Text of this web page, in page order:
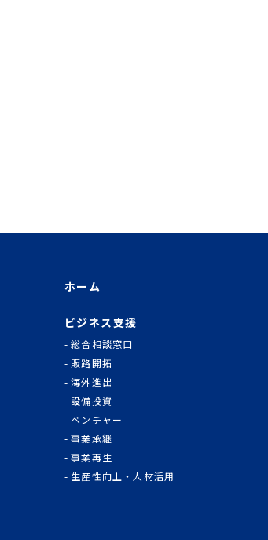
ホーム
ビジネス支援
総合相談窓口
販路開拓
海外進出
設備投資
ベンチャー
事業承継
事業再生
生産性向上・人材活用